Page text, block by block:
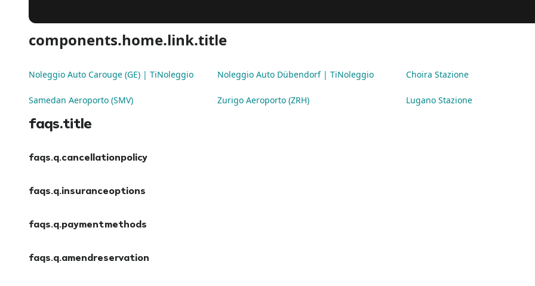
components.home.link.title
Noleggio Auto Carouge (GE) | TiNoleggio Noleggio Auto Dübendorf | TiNoleggio Choira Stazione
Samedan Aeroporto (SMV) Zurigo Aeroporto (ZRH) Lugano Stazione
faqs.title
faqs.q.cancellationpolicy
faqs.q.insuranceoptions
faqs.q.paymentmethods
faqs.q.amendreservation